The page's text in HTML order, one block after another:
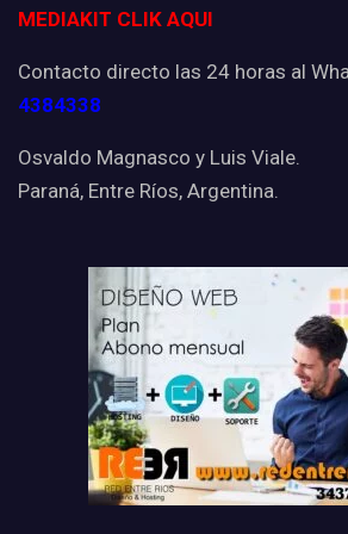
MEDIAKIT CLIK AQUI
Contacto directo las 24 horas al
4384338
Osvaldo Magnasco y Luis Viale.
Paraná, Entre Ríos, Argentina.